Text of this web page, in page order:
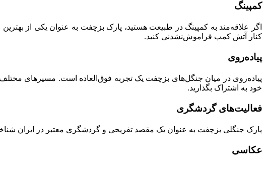
کمپینگ
اگر علاقه‌مند به کمپینگ در طبیعت هستید، پارک بزچفت به عنوان یکی از
کنار آتش کمپ فراموش‌نشدنی کنید.
پیاده‌روی
پیاده‌روی در میان جنگل‌های بزچفت یک تجربه فوق‌العاده است. مسیرهای مختلف
خود به اشتراک بگذارید.
فعالیت‌های گردشگری
پارک جنگلی بزچفت به عنوان یک مقصد تفریحی و گردشگری معتبر در ایران
عکاسی